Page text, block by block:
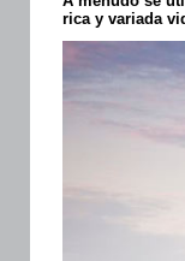
rica y variada